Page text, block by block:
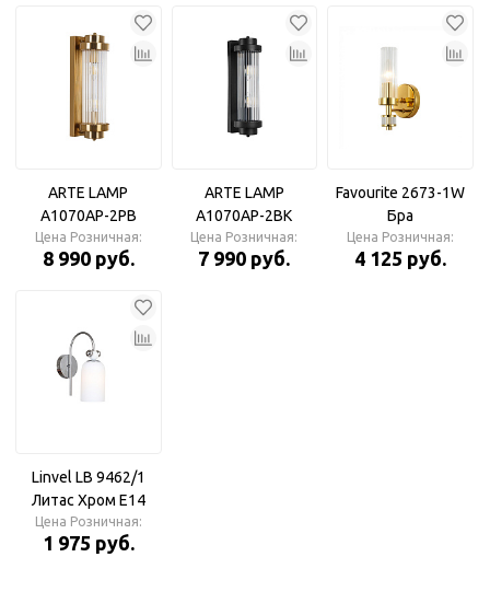
ARTE LAMP
A1070AP-2PB
HANNA Бра
Цена Розничная:
8 990 руб.
ARTE LAMP
A1070AP-2BK
HANNA Бра
Цена Розничная:
7 990 руб.
Favourite 2673-1W
Бра
Цена Розничная:
4 125 руб.
Linvel LB 9462/1
Литас Хром Е14
40W Бра
Цена Розничная:
1 975 руб.